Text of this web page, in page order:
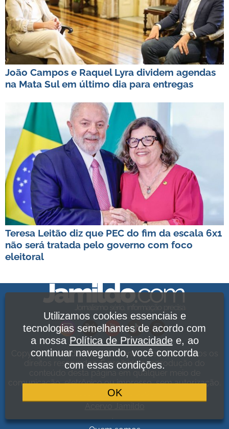
João Campos e Raquel Lyra dividem agendas
na Mata Sul em último dia para entregas
Teresa Leitão diz que PEC do fim da escala 6x1
não será tratada pelo governo com foco
eleitoral
Copyright Jamildo Melo Comunicações Ltda. Todos os
direitos reservados. É proibida a reprodução do
conteúdo desta página em qualquer meio de
comunicação, eletrônico ou impresso, sem autorização.
Política de Privacidade
Utilizamos cookies essenciais e
tecnologias semelhantes de acordo com
a nossa Política de Privacidadee, ao
continuar navegando, você concorda
com essas condições.
OK